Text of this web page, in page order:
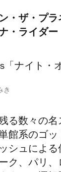
・ザ・プ
・ライダー
き
る数々の
館系のゴ
シュによ
ク、パリ